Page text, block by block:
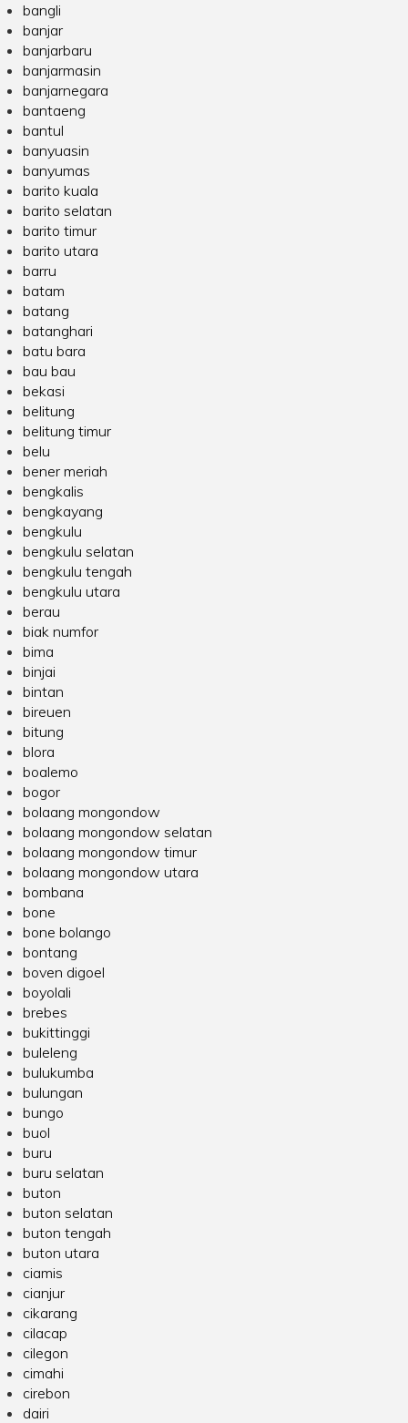
bangli
banjar
banjarbaru
banjarmasin
banjarnegara
bantaeng
bantul
banyuasin
banyumas
barito kuala
barito selatan
barito timur
barito utara
barru
batam
batang
batanghari
batu bara
bau bau
bekasi
belitung
belitung timur
belu
bener meriah
bengkalis
bengkayang
bengkulu
bengkulu selatan
bengkulu tengah
bengkulu utara
berau
biak numfor
bima
binjai
bintan
bireuen
bitung
blora
boalemo
bogor
bolaang mongondow
bolaang mongondow selatan
bolaang mongondow timur
bolaang mongondow utara
bombana
bone
bone bolango
bontang
boven digoel
boyolali
brebes
bukittinggi
buleleng
bulukumba
bulungan
bungo
buol
buru
buru selatan
buton
buton selatan
buton tengah
buton utara
ciamis
cianjur
cikarang
cilacap
cilegon
cimahi
cirebon
dairi